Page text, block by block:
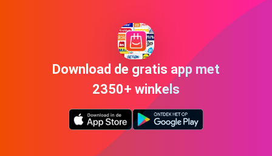
Download de gratis app met
2350+ winkels